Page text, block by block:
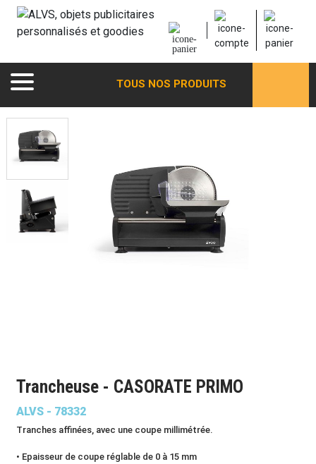
TOUS NOS PRODUITS
Trancheuse - CASORATE PRIMO
ALVS - 78332
Tranches affinées, avec une coupe millimétrée.
• Epaisseur de coupe réglable de 0 à 15 mm